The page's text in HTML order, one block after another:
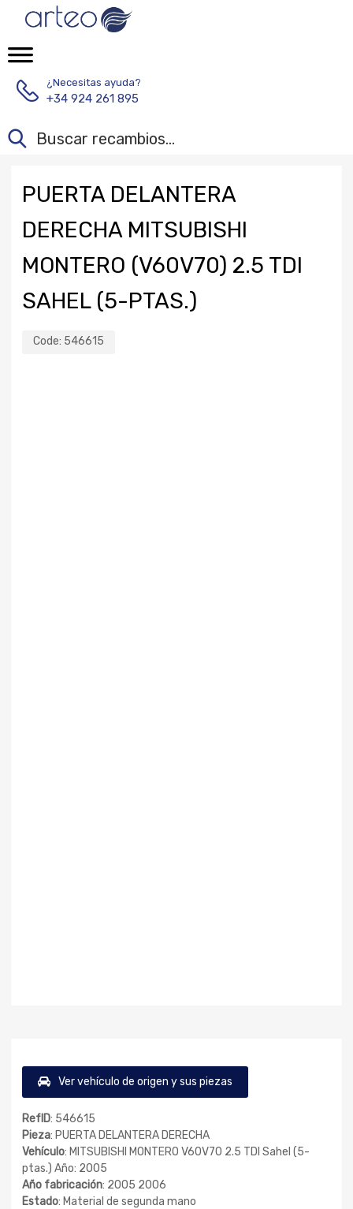
¿Necesitas ayuda?
+34 924 261 895
PUERTA DELANTERA
DERECHA MITSUBISHI
MONTERO (V60V70) 2.5 TDI
SAHEL (5-PTAS.)
Code: 546615
Ver vehículo de origen y sus piezas
RefID: 546615
Pieza: PUERTA DELANTERA DERECHA
Vehículo: MITSUBISHI MONTERO V60V70 2.5 TDI Sahel (5-
ptas.) Año: 2005
Año fabricación: 2005 2006
Estado: Material de segunda mano